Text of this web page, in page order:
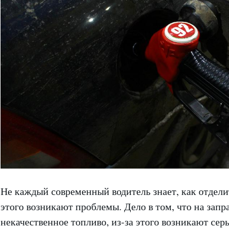
Не каждый современный водитель знает, как
этого возникают проблемы. Дело в том, что на
некачественное топливо, из-за этого возникают